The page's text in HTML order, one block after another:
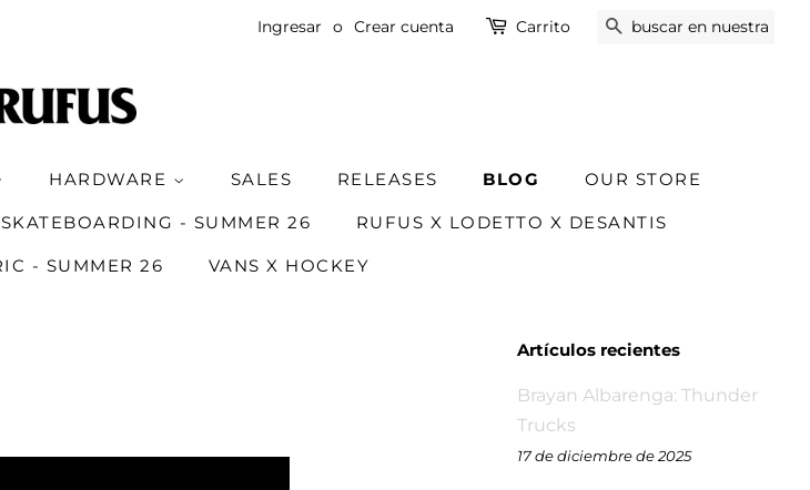
Ingresar o Crear cuenta Carrito BUSCAR
HARDWARE SALES RELEASES BLOG OUR STORE
- SUMMER 26 RUFUS X LODETTO X DESANTIS
- SUMMER 26 VANS X HOCKEY
Artículos recientes
Brayan Albarenga: Thunder
Trucks
17 de diciembre de 2025